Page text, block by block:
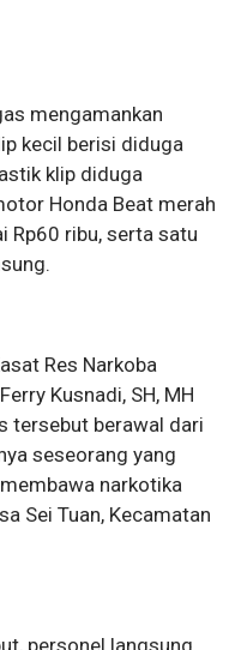
mengamankan
kecil berisi diduga
klip diduga
Honda Beat merah
Rp60 ribu, serta satu
Res Narkoba
Kusnadi, SH, MH
tersebut berawal dari
seseorang yang
narkotika
Sei Tuan, Kecamatan